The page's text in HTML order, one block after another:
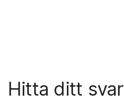
Hitta ditt svar